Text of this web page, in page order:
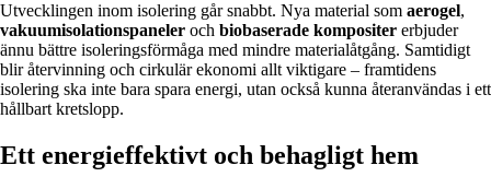
Utvecklingen inom isolering går snabbt. Nya material som aerogel,
vakuumisolationspaneler och biobaserade kompositer erbjuder
ännu bättre isoleringsförmåga med mindre materialåtgång. Samtidigt
blir återvinning och cirkulär ekonomi allt viktigare – framtidens
isolering ska inte bara spara energi, utan också kunna återanvändas i ett
hållbart kretslopp.
Ett energieffektivt och behagligt hem